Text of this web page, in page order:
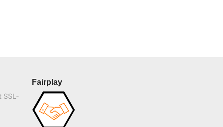
SSL-
Fairplay